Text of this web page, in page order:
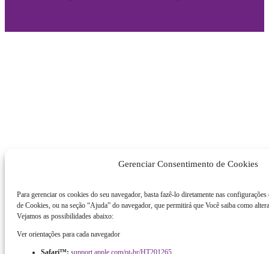
Gerenciar Consentimento de Cookies
Para gerenciar os cookies do seu navegador, basta fazê-lo diretamente nas configurações
de Cookies, ou na seção “Ajuda” do navegador, que permitirá que Você saiba como
Vejamos as possibilidades abaixo:
Ver orientações para cada navegador
Safari™: support.apple.com/pt-br/HT201265